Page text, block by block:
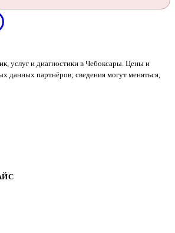
услуг и диагностики в Чебоксары. Цены и
данных партнёров; сведения могут меняться,